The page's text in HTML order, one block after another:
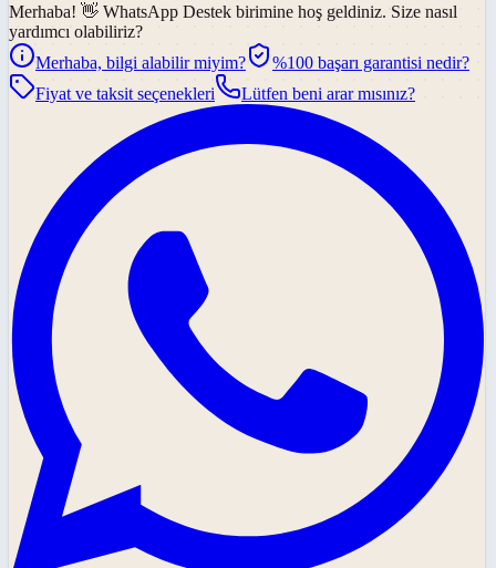
Merhaba! 👋 WhatsApp Destek birimine hoş geldiniz. Size nasıl
yardımcı olabiliriz?
Merhaba, bilgi alabilir miyim?
%100 başarı garantisi nedir?
Fiyat ve taksit seçenekleri
Lütfen beni arar mısınız?